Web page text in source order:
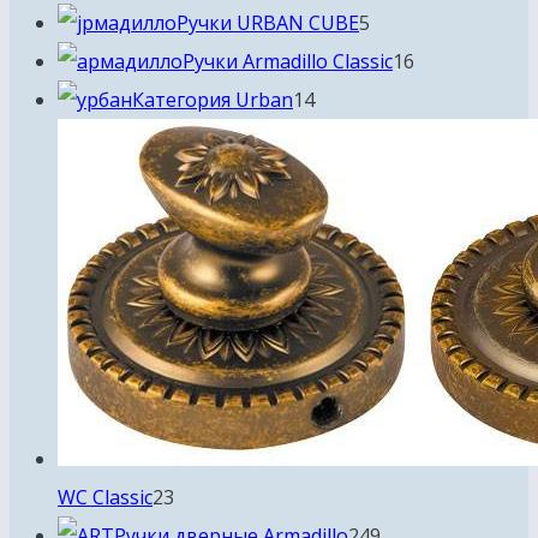
товаров
Ручки URBAN CUBE5
товаров
Ручки Armadillo Classic16
Категория Urban1414
WC Classic23